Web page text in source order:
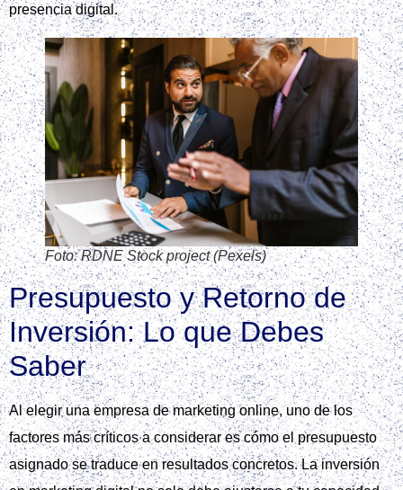
presencia digital.
Foto: RDNE Stock project (Pexels)
Presupuesto y Retorno de
Inversión: Lo que Debes
Saber
Al elegir una empresa de marketing online, uno de los
factores más críticos a considerar es cómo el presupuesto
asignado se traduce en resultados concretos. La inversión